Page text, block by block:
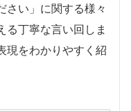
さい」に関する様々
る丁寧な言い回しま
現をわかりやすく紹